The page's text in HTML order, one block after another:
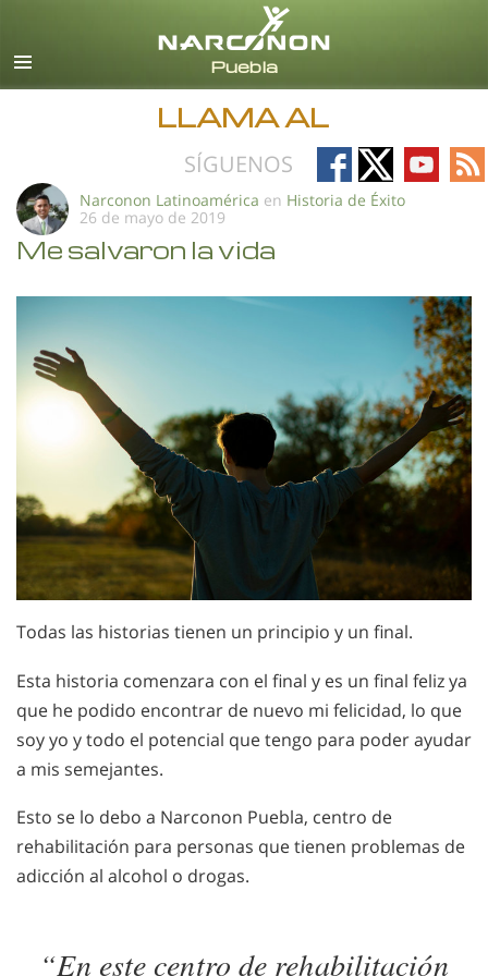
Español
Todas las Regiones/Idiomas
LLAMA AL
SÍGUENOS
Follow
on
Follow
on
Follow
on
on
Narconon Latinoamérica en Historia de Éxito
26 de mayo de 2019
Me salvaron la vida
Todas las historias tienen un principio y un final.
Esta historia comenzara con el final y es un final feliz ya
que he podido encontrar de nuevo mi felicidad, lo que
soy yo y todo el potencial que tengo para poder ayudar
a mis semejantes.
Esto se lo debo a Narconon Puebla, centro de
rehabilitación para personas que tienen problemas de
adicción al alcohol o drogas.
“En este centro de rehabilitación